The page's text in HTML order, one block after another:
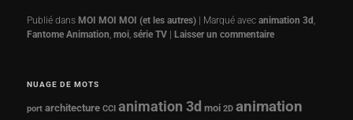
Publié dans MOI MOI MOI (et les autres) | Marqué avec animation 3d,
Fantome Animation,moi,série TV |Laisser un commentaire
NUAGE DE MOTS
port architecture CCI animation 3d moi 2D animation